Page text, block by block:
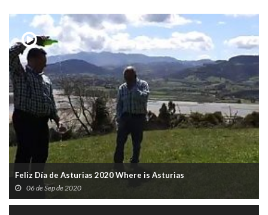
Feliz Día de Asturias 2020 Where is Asturias
06 de Sep de 2020